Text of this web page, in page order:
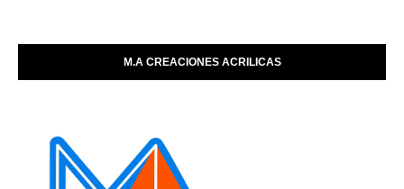
M.A CREACIONES ACRILICAS